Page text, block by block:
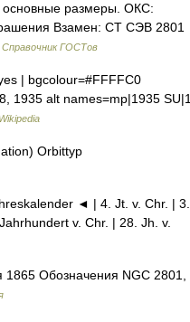
размеры. ОКС:
Взамен: СТ СЭВ 2801
Справочник ГОСТов
| bgcolour=#FFFFC0
1935 alt names=mp|1935 SU|1,
Wikipedia
Orbittyp
◄ | 4. Jt. v. Chr. | 3.
v. Chr. | 28. Jh. v.
Обозначения NGC 2801,